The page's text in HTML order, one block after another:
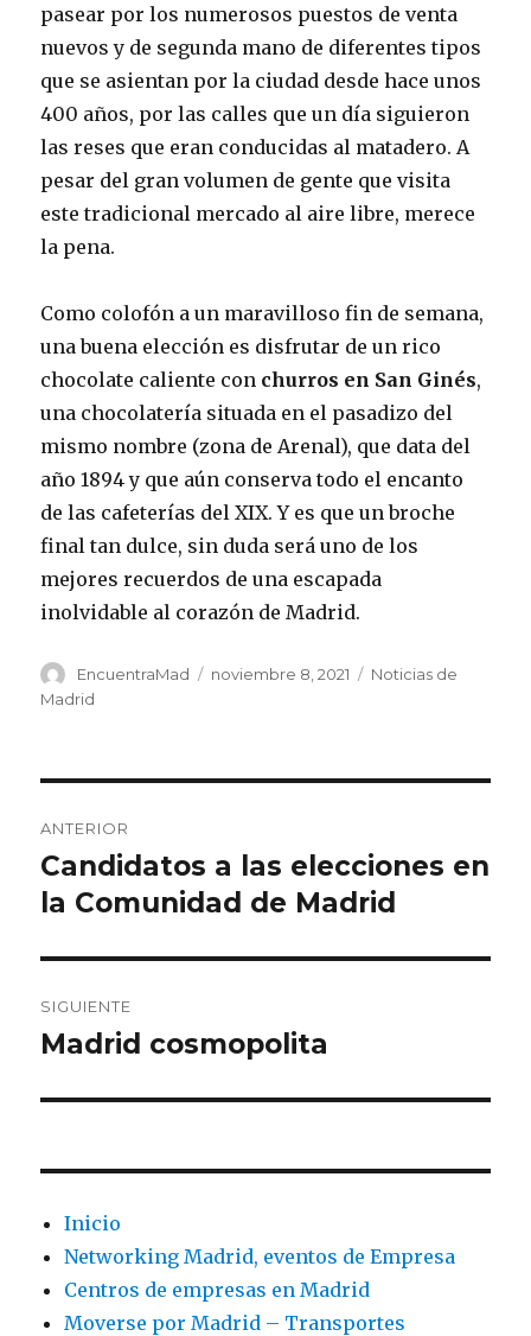
pasear por los numerosos puestos de venta
nuevos y de segunda mano de diferentes tipos
que se asientan por la ciudad desde hace unos
400 años, por las calles que un día siguieron
las reses que eran conducidas al matadero. A
pesar del gran volumen de gente que visita
este tradicional mercado al aire libre, merece
la pena.
Como colofón a un maravilloso fin de semana,
una buena elección es disfrutar de un rico
chocolate caliente con churros en San Ginés,
una chocolatería situada en el pasadizo del
mismo nombre (zona de Arenal), que data del
año 1894 y que aún conserva todo el encanto
de las cafeterías del XIX. Y es que un broche
final tan dulce, sin duda será uno de los
mejores recuerdos de una escapada
inolvidable al corazón de Madrid.
Autor
EncuentraMad
Publicado
noviembre 8, 2021 Categorías
Noticias de
Madrid
de
entradas
ANTERIOR
Entrada
anterior:
Candidatos a las elecciones en
la Comunidad de Madrid
SIGUIENTE
Entrada
Madrid cosmopolita
Inicio
Networking Madrid, eventos de Empresa
Centros de empresas en Madrid
Moverse por Madrid – Transportes